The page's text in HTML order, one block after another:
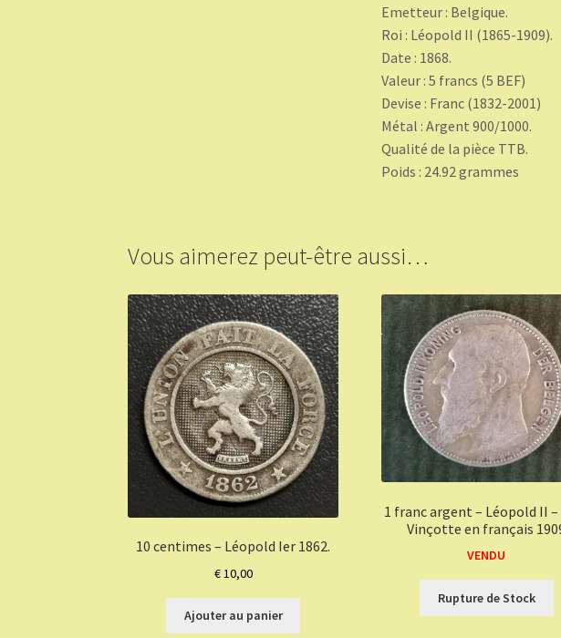
Emetteur : Belgique.
Roi : Léopold II (1865-1909).
Date : 1868.
Valeur : 5 francs (5 BEF)
Devise : Franc (1832-2001)
Métal : Argent 900/1000.
Qualité de la pièce TTB.
Poids : 24.92 grammes
Vous aimerez peut-être aussi…
10 centimes – Léopold Ier 1862.
€10,00
Ajouter au panier
1 franc argent – Léopold II
Vinçotte en français
VENDU
Rupture de Stock